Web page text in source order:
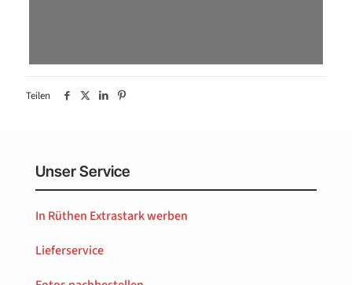
Teilen
Unser Service
In Rüthen Extrastark werben
Lieferservice